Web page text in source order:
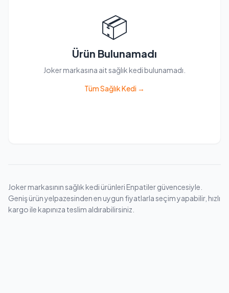
📦
Ürün Bulunamadı
Joker markasına ait sağlık kedi bulunamadı.
Tüm Sağlık Kedi →
Joker markasının sağlık kedi ürünleri Enpatiler güvencesiyle.
Geniş ürün yelpazesinden en uygun fiyatlarla seçim yapabilir, hızlı
kargo ile kapınıza teslim aldırabilirsiniz.